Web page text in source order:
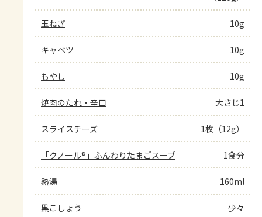
玉ねぎ 10g
キャベツ 10g
もやし 10g
焼肉のたれ・辛口 大さじ1
スライスチーズ 1枚（12g）
「クノール®」ふんわりたまごスープ 1食分
熱湯 160ml
黒こしょう 少々